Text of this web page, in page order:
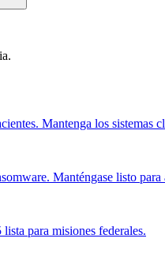
Mantenga los sistemas
Manténgase listo para
para misiones federales.